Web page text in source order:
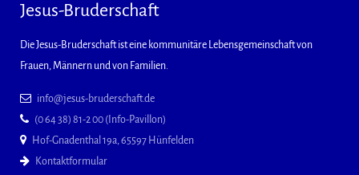
Jesus-Bruderschaft
Die Jesus-Bruderschaft ist eine kommunitäre Lebensgemeinschaft von
Frauen, Männern und von Familien.
info@jesus-bruderschaft.de
(0 64 38) 81-2 00 (Info-Pavillon)
Hof-Gnadenthal 19a, 65597 Hünfelden
Kontaktformular